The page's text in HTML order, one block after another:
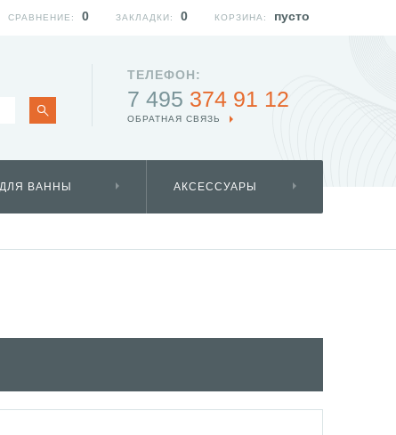
ТЕЛЕФОН:
7 495 374 91 12
ОБРАТНАЯ СВЯЗЬ
ВАННЫ АКСЕССУАРЫ
КОРЗИНА: пусто
ЗАКЛАДКИ: 0
СРАВНЕНИЕ: 0